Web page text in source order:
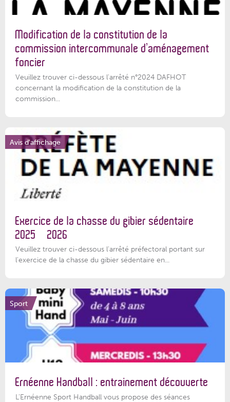
Modification de la constitution de la
commission intercommunale d’aménagement
foncier
Veuillez trouver ci-dessous l'arrêté n°2024 DAFHOT
concernant la modification de la constitution de la
commission...
Avis d'affichage
Exercice de la chasse du gibier sédentaire
2025 – 2026
Veuillez trouver ci-dessous l'arrêté préfectoral portant sur
l'exercice de la chasse du gibier sédentaire en...
Sport
Ernéenne Handball : entrainement découverte
L'Ernéenne Sport Handball vous propose des séances